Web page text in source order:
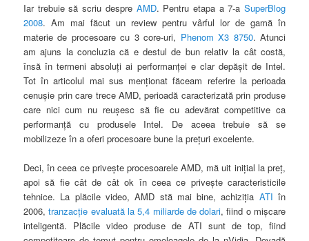
Iar trebuie să scriu despre AMD. Pentru etapa a 7-a SuperBlog
2008. Am mai făcut un review pentru vârful lor de gamă în
materie de procesoare cu 3 core-uri, Phenom X3 8750. Atunci
am ajuns la concluzia că e destul de bun relativ la cât costă,
însă în termeni absoluţi ai performanţei e clar depăşit de Intel.
Tot în articolul mai sus menţionat făceam referire la perioada
cenuşie prin care trece AMD, perioadă caracterizată prin produse
care nici cum nu reuşesc să fie cu adevărat competitive ca
performanţă cu produsele Intel. De aceea trebuie să se
mobilizeze în a oferi procesoare bune la preţuri excelente.
Deci, în ceea ce priveşte procesoarele AMD, mă uit iniţial la preţ,
apoi să fie cât de cât ok în ceea ce priveşte caracteristicile
tehnice. La plăcile video, AMD stă mai bine, achiziţia ATI în
2006,tranzacţie evaluată la 5,4 miliarde de dolari, fiind o mişcare
inteligentă. Plăcile video produse de ATI sunt de top, fiind